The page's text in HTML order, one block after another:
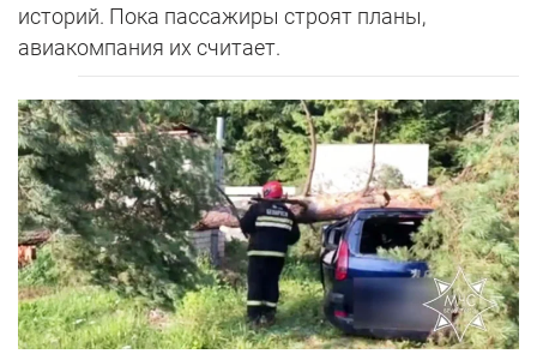
историй. Пока пассажиры строят планы,
авиакомпания их считает.